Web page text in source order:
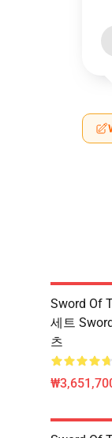
Sword Of
세트
츠